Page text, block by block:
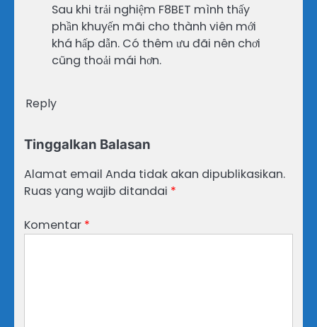
Sau khi trải nghiệm F8BET mình thấy
phần khuyến mãi cho thành viên mới
khá hấp dẫn. Có thêm ưu đãi nên chơi
cũng thoải mái hơn.
Reply
Tinggalkan Balasan
Alamat email Anda tidak akan dipublikasikan.
Ruas yang wajib ditandai *
Komentar *